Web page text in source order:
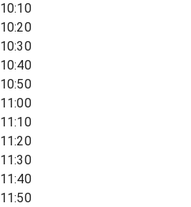
10:10
10:20
10:30
10:40
10:50
11:00
11:10
11:20
11:30
11:40
11:50